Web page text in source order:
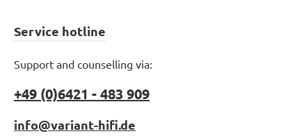
Service hotline
Support and counselling via:
+49 (0)6421 - 483 909
info@variant-hifi.de